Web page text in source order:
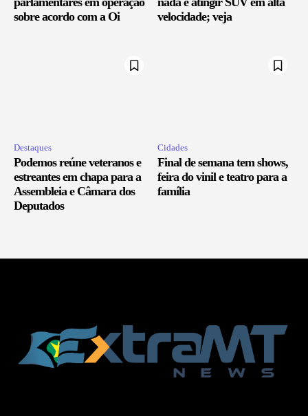
sobre acordo com a Oi
velocidade; veja
Destaques
Podemos reúne veteranos e
estreantes em chapa para a
Assembleia e Câmara dos
Deputados
Cidades
Final de semana tem shows,
feira do vinil e teatro para a
família